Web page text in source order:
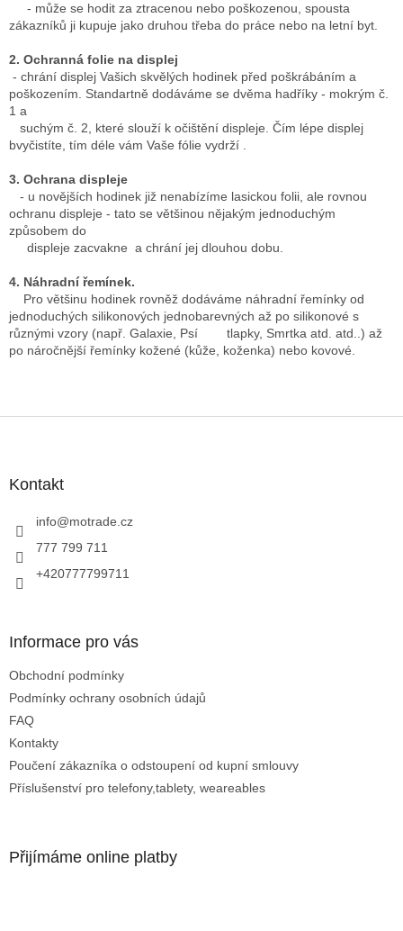
- může se hodit za ztracenou nebo poškozenou, spousta
zákazníků ji kupuje jako druhou třeba do práce nebo na letní byt.
2. Ochranná folie na displej
- chrání displej Vašich skvělých hodinek před poškrábáním a
poškozením. Standartně dodáváme se dvěma hadříky - mokrým č.
1 a
suchým č. 2, které slouží k očištění displeje. Čím lépe displej
bvyčistíte, tím déle vám Vaše fólie vydrží .
3. Ochrana displeje
- u novějších hodinek již nenabízíme lasickou folii, ale rovnou
ochranu displeje - tato se většinou nějakým jednoduchým
způsobem do
displeje zacvakne a chrání jej dlouhou dobu.
4. Náhradní řemínek.
Pro většinu hodinek rovněž dodáváme náhradní řemínky od
jednoduchých silikonových jednobarevných až po silikonové s
různými vzory (např. Galaxie, Psí tlapky, Smrtka atd. atd..) až
po náročnější řemínky kožené (kůže, koženka) nebo kovové.
Kontakt
info@motrade.cz
777 799 711
+420777799711
Informace pro vás
Obchodní podmínky
Podmínky ochrany osobních údajů
FAQ
Kontakty
Poučení zákazníka o odstoupení od kupní smlouvy
Příslušenství pro telefony,tablety, weareables
Přijímáme online platby